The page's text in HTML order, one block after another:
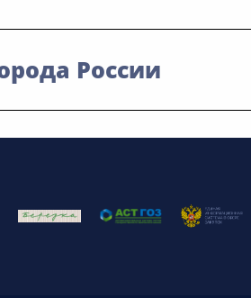
России